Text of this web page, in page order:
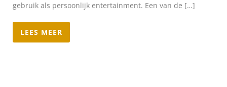
gebruik als persoonlijk entertainment. Een van de […]
LEES MEER